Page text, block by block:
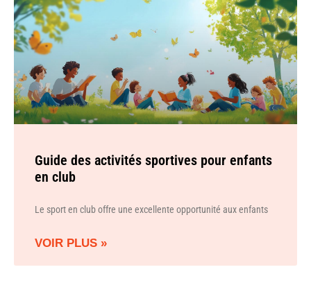
Guide des activités sportives pour enfants
en club
Le sport en club offre une excellente opportunité aux enfants
VOIR PLUS »